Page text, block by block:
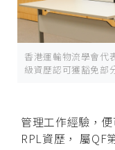
香港運輸物流學會代
級資歷認可獲豁免部
管理工作經驗，
RPL資歷， 屬QF